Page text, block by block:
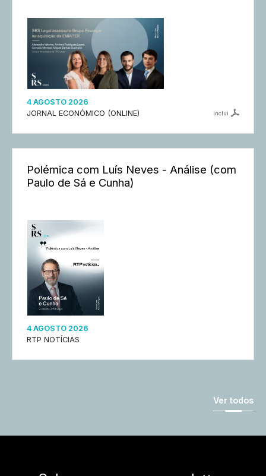
4 AGOSTO 2026
JORNAL ECONÓMICO (ONLINE)
inclui
Polémica com Luís Neves - Análise (com
Paulo de Sá e Cunha)
4 AGOSTO 2026
RTP NOTÍCIAS
Ver todos